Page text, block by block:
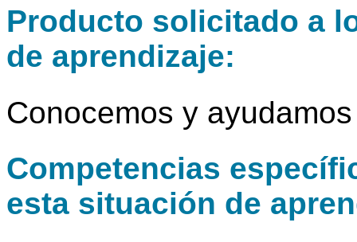
Producto solicitado a
de aprendizaje:
Conocemos y
Competencias
esta situación de